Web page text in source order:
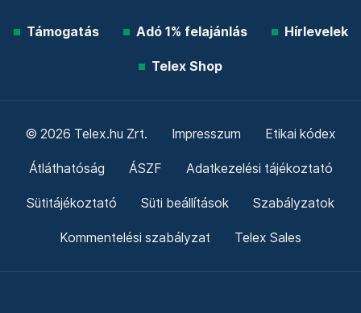
Támogatás Adó 1% felajánlás Hírlevelek
Telex Shop
© 2026 Telex.hu Zrt. Impresszum Etikai kódex
Átláthatóság ÁSZF Adatkezelési tájékoztató
Sütitájékoztató Süti beállítások Szabályzatok
Kommentelési szabályzat Telex Sales